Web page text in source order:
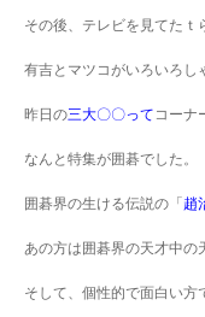
その後、テレビを見てたｔ
有吉とマツコがいろいろし
昨日の三大〇〇って コーナ
なんと特集が囲碁でした。
囲碁界の生ける伝説の「趙
あの方は囲碁界の天才中の
そして、個性的で面白い方